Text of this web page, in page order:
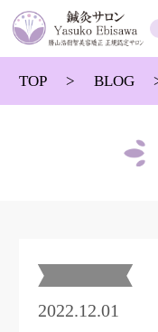
TOP BLOG
2022.12.01